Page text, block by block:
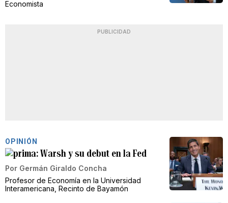
Economista
PUBLICIDAD
OPINIÓN
Warsh y su debut en la Fed
Por Germán Giraldo Concha
Profesor de Economía en la Universidad
Interamericana, Recinto de Bayamón